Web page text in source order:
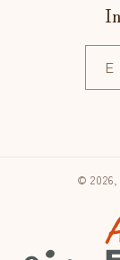
© 2026,